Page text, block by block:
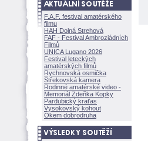
F.A.F. festival amatérského
filmu
HAH Dolná Strehov
FAF - Festival Ambroziádních
Filmů
UNICA Lugano 2026
Festival leteckých
amatérských filmů
Rychnovská osmička
Střekovská kamera
Rodinné amatérské video -
Memoriál Zdeňka Kopky
Pardubický kraťas
Vysokovský kohout
Okem dobrodruha